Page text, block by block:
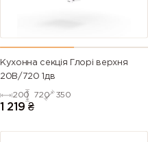
Кухонна секція Глорі верхня
20В/720 1дв
200 720 350
1 219 ₴